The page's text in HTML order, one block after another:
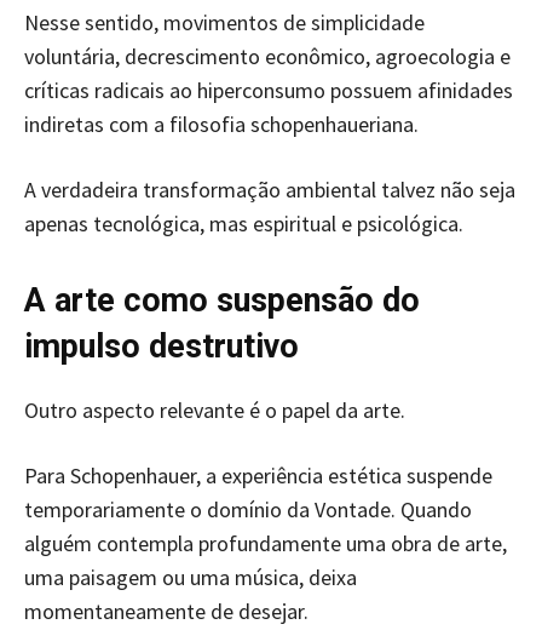
Nesse sentido, movimentos de simplicidade
voluntária, decrescimento econômico, agroecologia e
críticas radicais ao hiperconsumo possuem afinidades
indiretas com a filosofia schopenhaueriana.
A verdadeira transformação ambiental talvez não seja
apenas tecnológica, mas espiritual e psicológica.
A arte como suspensão do
impulso destrutivo
Outro aspecto relevante é o papel da arte.
Para Schopenhauer, a experiência estética suspende
temporariamente o domínio da Vontade. Quando
alguém contempla profundamente uma obra de arte,
uma paisagem ou uma música, deixa
momentaneamente de desejar.